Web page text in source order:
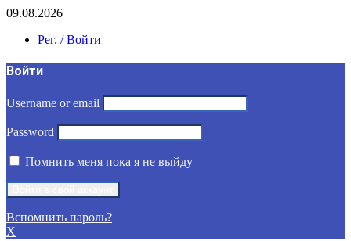
09.08.2026
Рег. / Войти
Войти
Username or email
Password
Помнить меня пока я не выйду
Вспомнить пароль?
X